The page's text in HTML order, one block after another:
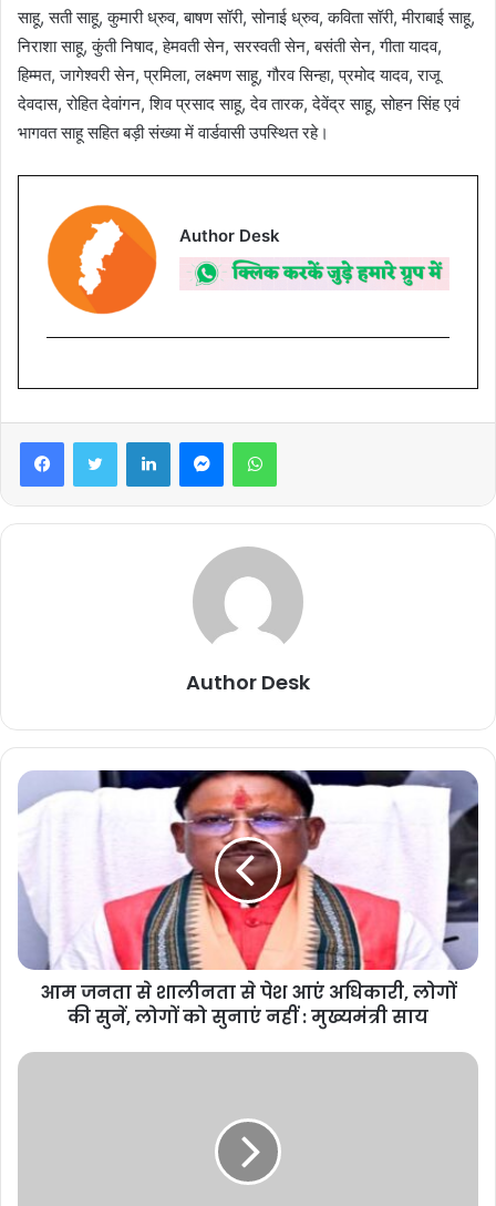
साहू, सती साहू, कुमारी ध्रुव, बाषण सॉरी, सोनाई ध्रुव, कविता सॉरी, मीराबाई साहू,
निराशा साहू, कुंती निषाद, हेमवती सेन, सरस्वती सेन, बसंती सेन, गीता यादव,
हिम्मत, जागेश्वरी सेन, प्रमिला, लक्ष्मण साहू, गौरव सिन्हा, प्रमोद यादव, राजू
देवदास, रोहित देवांगन, शिव प्रसाद साहू, देव तारक, देवेंद्र साहू, सोहन सिंह एवं
भागवत साहू सहित बड़ी संख्या में वार्डवासी उपस्थित रहे।
Author Desk
FacebookTwitter LinkedInMessengerWhatsApp
Author Desk
आम जनता से शालीनता से पेश आएं अधिकारी, लोगों
की सुनें, लोगों को सुनाएं नहीं : मुख्यमंत्री साय